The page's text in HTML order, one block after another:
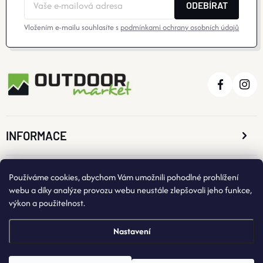
Používáme cookies, abychom Vám umožnili pohodlné prohlížení
webu a díky analýze provozu webu neustále zlepšovali jeho funkce,
výkon a použitelnost.
Nastavení
ODEBÍRAT
Vložením e-mailu souhlasíte s podmínkami ochrany osobních údajů
INFORMACE
O NÁKUPU